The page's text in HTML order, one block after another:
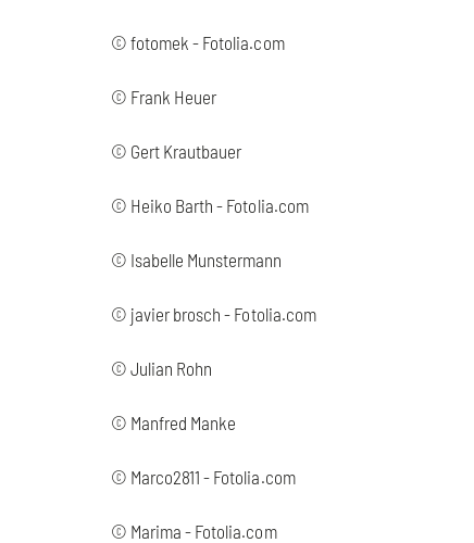
© fotomek - Fotolia.com
© Frank Heuer
© Gert Krautbauer
© Heiko Barth - Fotolia.com
© Isabelle Munstermann
© javier brosch - Fotolia.com
© Julian Rohn
© Manfred Manke
© Marco2811 - Fotolia.com
© Marima - Fotolia.com